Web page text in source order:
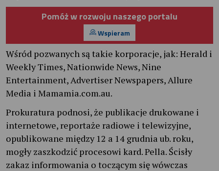
Pomóż w rozwoju naszego portalu
Wspieram
Wśród pozwanych są takie korporacje, jak: Herald i
Weekly Times, Nationwide News, Nine
Entertainment, Advertiser Newspapers, Allure
Media i Mamamia.com.au.
Prokuratura podnosi, że publikacje drukowane i
internetowe, reportaże radiowe i telewizyjne,
opublikowane między 12 a 14 grudnia ub. roku,
mogły zaszkodzić procesowi kard. Pella. Ścisły
zakaz informowania o toczącym się wówczas